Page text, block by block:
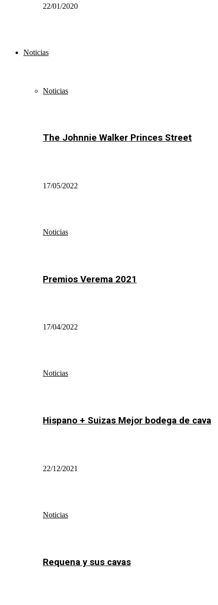
22/01/2020
Noticias
Noticias
The Johnnie Walker Princes Street
17/05/2022
Noticias
Premios Verema 2021
17/04/2022
Noticias
Hispano + Suizas Mejor bodega de cava
22/12/2021
Noticias
Requena y sus cavas